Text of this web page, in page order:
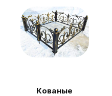
Кованые